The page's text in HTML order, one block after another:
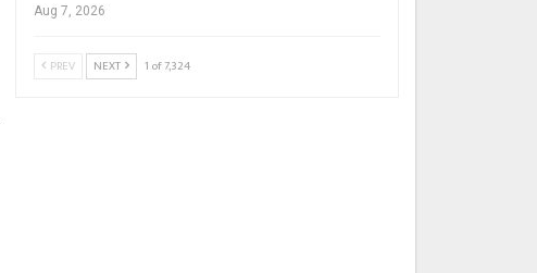
Aug 7, 2026
PREV NEXT 1 of 7,324